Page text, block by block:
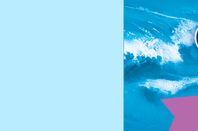
A l’anglaise
Crevettes en
Papillon